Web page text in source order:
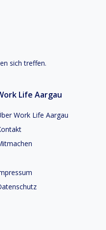
sich treffen.
Life Aargau
Work Life Aargau